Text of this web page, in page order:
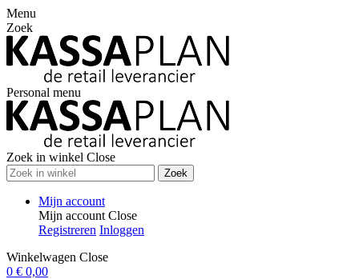
Menu
Zoek
Personal menu
Zoek in winkel Close
Zoek
Mijn account
Mijn account Close
Registreren Inloggen
Winkelwagen Close
0 € 0,00